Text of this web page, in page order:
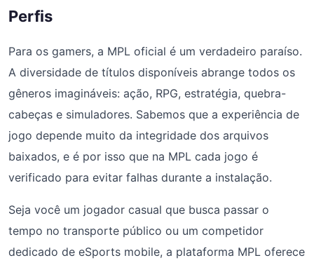
Perfis
Para os gamers, a MPL oficial é um verdadeiro paraíso.
A diversidade de títulos disponíveis abrange todos os
gêneros imagináveis: ação, RPG, estratégia, quebra-
cabeças e simuladores. Sabemos que a experiência de
jogo depende muito da integridade dos arquivos
baixados, e é por isso que na MPL cada jogo é
verificado para evitar falhas durante a instalação.
Seja você um jogador casual que busca passar o
tempo no transporte público ou um competidor
dedicado de eSports mobile, a plataforma MPL oferece